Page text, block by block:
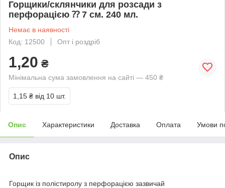
Горщики/склянчики для розсади з
перфорацією ⁇ 7 см. 240 мл.
Немає в наявності
Код: 12500
Опт і роздріб
1,20 ₴
Мінімальна сума замовлення на сайті — 450 ₴
1,15 ₴ від 10 шт.
Опис Характеристики Доставка Оплата Умови
Опис
Горщик із полістиролу з перфорацією зазвичай